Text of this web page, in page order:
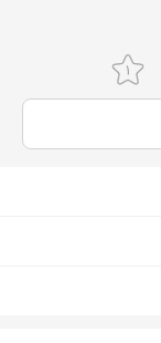
۱۰ تا ۲۲
۱۰ تا ۲۲